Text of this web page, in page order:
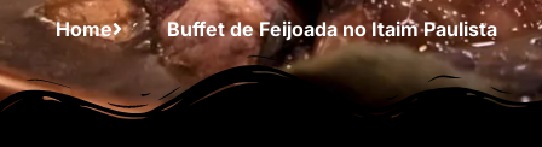
Home Buffet de Feijoada no Itaim Paulista